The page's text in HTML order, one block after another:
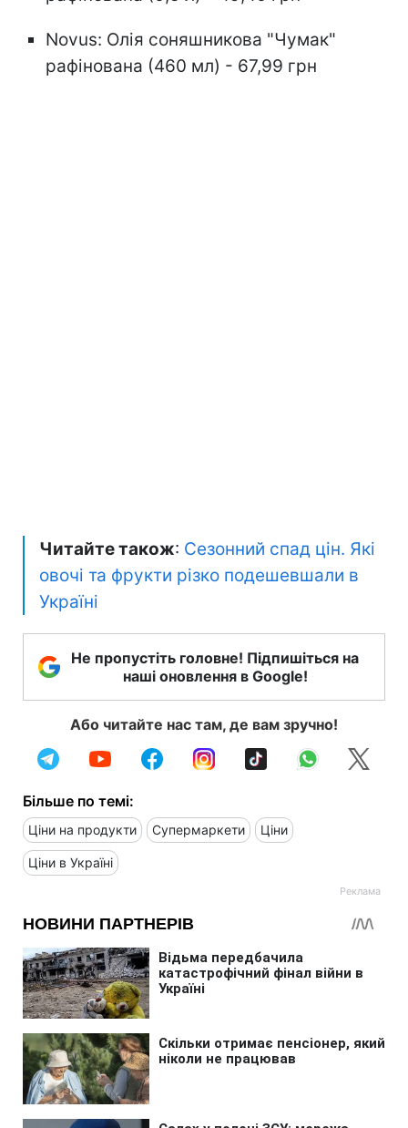
Novus: Олія соняшникова "Чумак"
рафінована (460 мл) - 67,99 грн
Читайте також: Сезонний спад цін. Які
овочі та фрукти різко подешевшали в
Україні
Не пропустіть головне! Підпишіться на
наші оновлення в Google!
Або читайте нас там, де вам зручно!
Більше по темі:
Ціни на продукти Супермаркети Ціни
Ціни в Україні